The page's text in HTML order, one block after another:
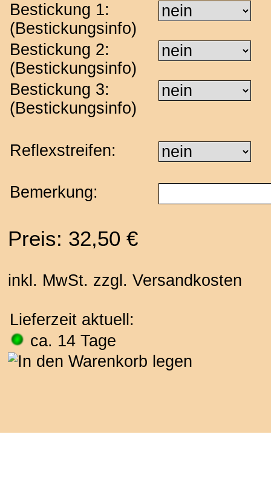
Bestickung 1:
(Bestickungsinfo)
Bestickung 2:
(Bestickungsinfo)
Bestickung 3:
(Bestickungsinfo)
Reflexstreifen:
Bemerkung:
Preis: 32,50 €
inkl. MwSt. zzgl. Versandkosten
Lieferzeit aktuell:
ca. 14 Tage